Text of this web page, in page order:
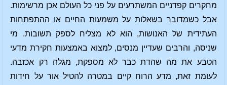
מחקרים קפדניים המשתרעים על פני כל העולם אכן מרשימות.
אבל כשמדובר בשאלות על משמעות החיים או ההתפתחות
העתידית של האנושות, הוא לא מצליח לספק תשובות. מי
שניסה, והרבים שעדיין מנסים, למצוא באמצעות חקירת מדעי
הטבע את מה שהדת כבר לא מספקת, מגלה רק אכזבה.
לעומת זאת, מדע הרוח קיים במטרה להטיל אור על חידות